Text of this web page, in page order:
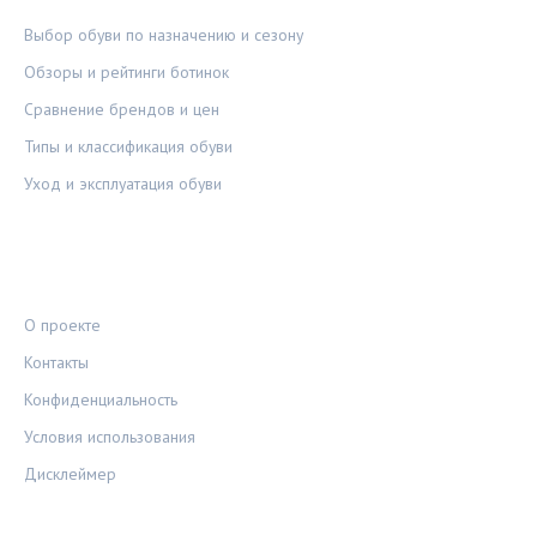
Выбор обуви по назначению и сезону
Обзоры и рейтинги ботинок
Сравнение брендов и цен
Типы и классификация обуви
Уход и эксплуатация обуви
О проекте
Контакты
Конфиденциальность
Условия использования
Дисклеймер